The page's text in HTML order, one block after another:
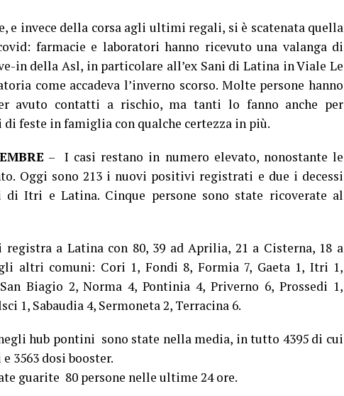
e invece della corsa agli ultimi regali, si è scatenata quella
farmacie e laboratori hanno ricevuto una valanga di
in della Asl, in particolare all’ex Sani di Latina in Viale Le
come accadeva l’inverno scorso. Molte persone hanno
avuto contatti a rischio, ma tanti lo fanno anche per
feste in famiglia con qualche certezza in più.
– I casi restano in numero elevato, nonostante le
Oggi sono 213 i nuovi positivi registrati e due i decessi
Itri e Latina. Cinque persone sono state ricoverate al
a Latina con 80, 39 ad Aprilia, 21 a Cisterna, 18 a
altri comuni: Cori 1, Fondi 8, Formia 7, Gaeta 1, Itri 1,
Biagio 2, Norma 4, Pontinia 4, Priverno 6, Prossedi 1,
1, Sabaudia 4, Sermoneta 2, Terracina 6.
hub pontini sono state nella media, in tutto 4395 di cui
3563 dosi booster.
guarite 80 persone nelle ultime 24 ore.